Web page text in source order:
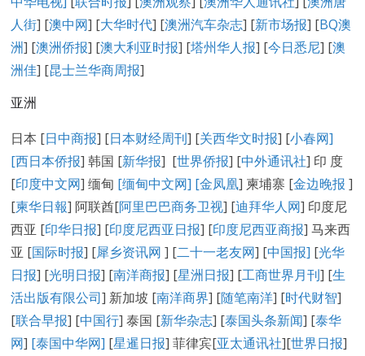
人街] [澳中网] [大华时代] [澳洲汽车杂志] [新市场报] [BQ澳
洲] [澳洲侨报] [澳大利亚时报] [塔州华人报] [今日悉尼] [澳
洲佳] [昆士兰华商周报]
亚洲
日本 [日中商报] [日本财经周刊] [关西华文时报] [小春网]
[西日本侨报] 韩国 [新华报] [世界侨报] [中外通讯社] 印 度
[印度中文网] 缅甸 [缅甸中文网] [金凤凰] 柬埔寨 [金边晚报 ]
[柬华日報] 阿联酋[阿里巴巴商务卫视] [迪拜华人网] 印度尼
西亚 [印华日报] [印度尼西亚日报] [印度尼西亚商报] 马来西
亚 [国际时报] [犀乡资讯网 ] [二十一老友网] [中国报] [光华
日报] [光明日报] [南洋商报] [星洲日报] [工商世界月刊] [生
活出版有限公司] 新加坡 [南洋商界] [随笔南洋] [时代财智]
[联合早报] [中国行] 泰国 [新华杂志] [泰国头条新闻] [泰华
网] [泰国中华网] [星暹日报] 菲律宾[亚太通讯社][世界日报]